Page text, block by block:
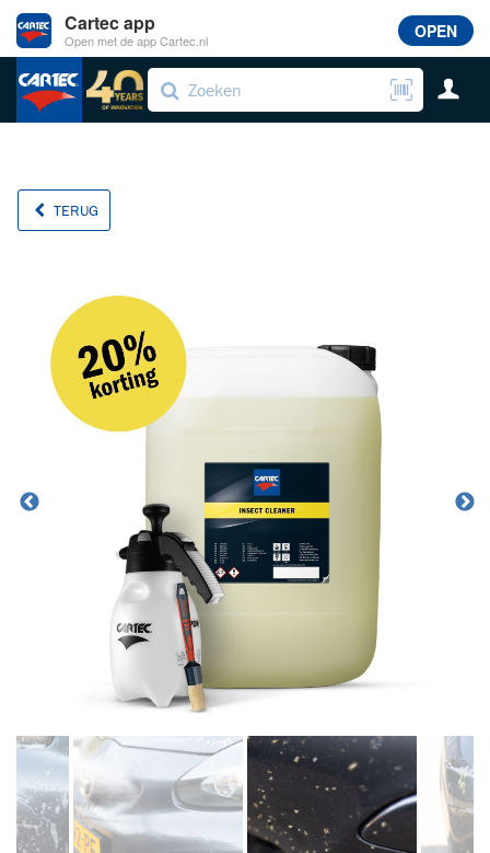
TERUG
Cartec app
Open met de app Cartec.nl OPEN